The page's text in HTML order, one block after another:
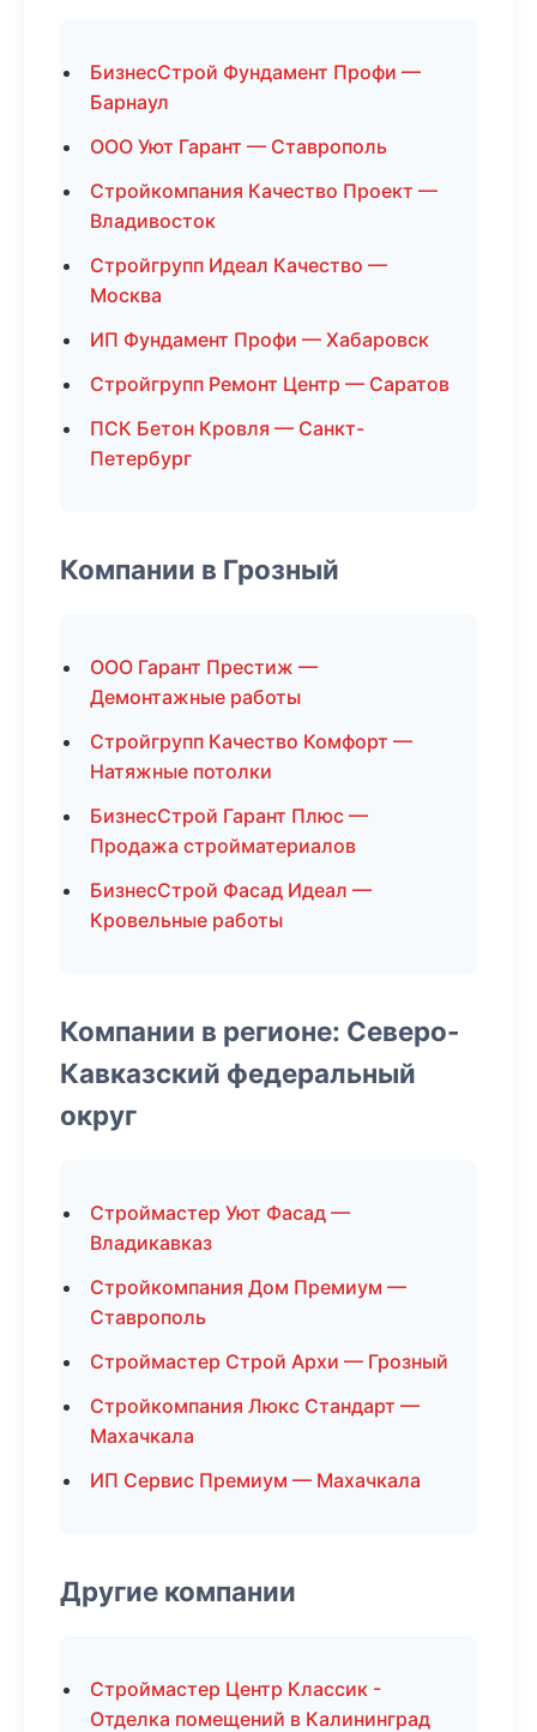
БизнесСтрой Фундамент Профи —
Барнаул
ООО Уют Гарант — Ставрополь
Стройкомпания Качество Проект —
Владивосток
Стройгрупп Идеал Качество —
Москва
ИП Фундамент Профи — Хабаровск
Стройгрупп Ремонт Центр — Саратов
ПСК Бетон Кровля — Санкт-
Петербург
Компании в Грозный
ООО Гарант Престиж —
Демонтажные работы
Стройгрупп Качество Комфорт —
Натяжные потолки
БизнесСтрой Гарант Плюс —
Продажа стройматериалов
БизнесСтрой Фасад Идеал —
Кровельные работы
Компании в регионе: Северо-
Кавказский федеральный
округ
Строймастер Уют Фасад —
Владикавказ
Стройкомпания Дом Премиум —
Ставрополь
Строймастер Строй Архи — Грозный
Стройкомпания Люкс Стандарт —
Махачкала
ИП Сервис Премиум — Махачкала
Другие компании
Строймастер Центр Классик -
Отделка помещений в Калининград